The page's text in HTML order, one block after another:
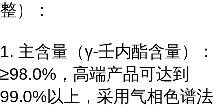
整）：
1. 主含量（γ-壬内酯含量）：
≥98.0%，高端产品可达到
99.0%以上，采用气相色谱法